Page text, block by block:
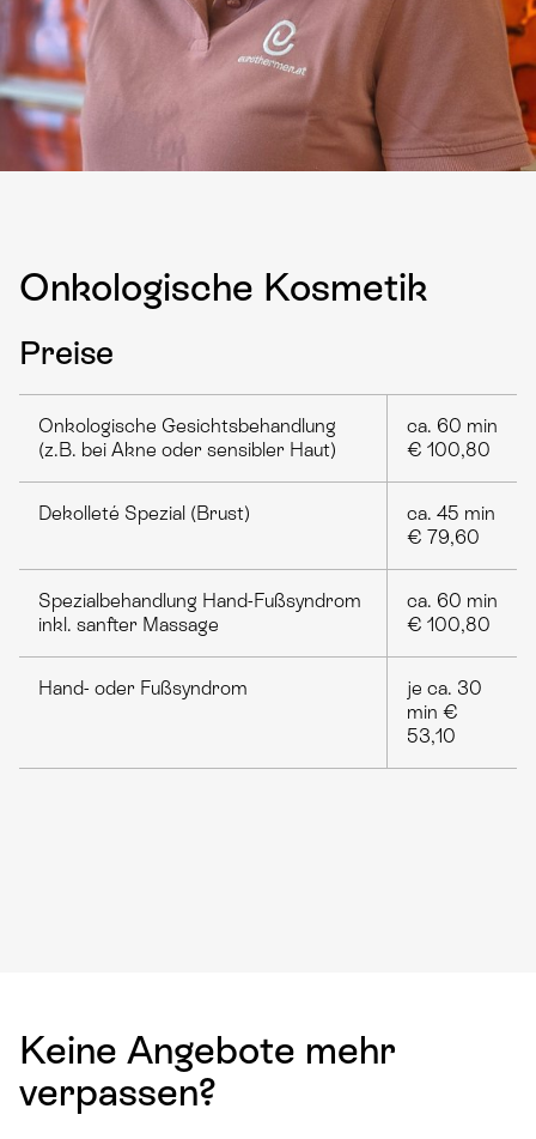
Onkologische Kosmetik
Preise
Onkologische Gesichtsbehandlung
(z.B. bei Akne oder sensibler Haut)
ca. 60 min
€ 100,80
Dekolleté Spezial (Brust)
ca. 45 min
€ 79,60
Spezialbehandlung Hand-Fußsyndrom
inkl. sanfter Massage
ca. 60 min
€ 100,80
Hand- oder Fußsyndrom
je ca. 30
min €
53,10
Keine Angebote mehr
verpassen?